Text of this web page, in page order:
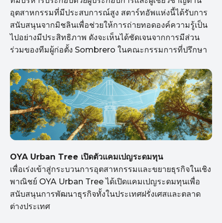
อุตสาหกรรมที่มีประสบการณ์สูง สตาร์ทอัพแห่งนี้ได้รับการ
สนับสนุนจากมิชลินเพื่อช่วยให้การถ่ายทอดองค์ความรู้เป็น
ไปอย่างมีประสิทธิภาพ ดังจะเห็นได้ชัดเจนจากการมีส่วน
ร่วมของทีมผู้ก่อตั้ง Sombrero ในคณะกรรมการที่ปรึกษา
OYA Urban Tree เปิดตัวแคมเปญระดมทุน
เพื่อเร่งเข้าสู่กระบวนการอุตสาหกรรมและขยายธุรกิจในเชิง
พาณิชย์ OYA Urban Tree ได้เปิดแคมเปญระดมทุนเพื่อ
สนับสนุนการพัฒนาธุรกิจทั้งในประเทศฝรั่งเศสและตลาด
ต่างประเทศ